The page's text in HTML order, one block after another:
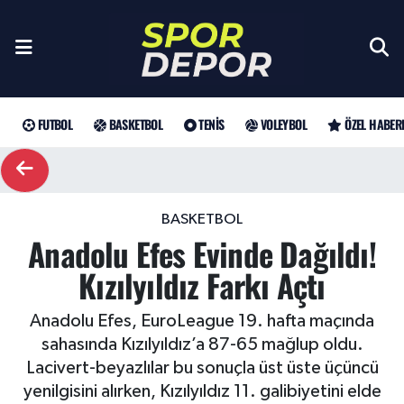
FUTBOL BASKETBOL TENIS VOLEYBOL ÖZEL
BASKETBOL
Anadolu Efes Evinde Dağıldı!
Kızılyıldız Farkı Açtı
Anadolu Efes, EuroLeague 19. hafta maçında
sahasında Kızılyıldız’a 87-65 mağlup oldu.
Lacivert-beyazlılar bu sonuçla üst üste üçüncü
yenilgisini alırken, Kızılyıldız 11. galibiyetini elde
Trendyol Süper Lig
Şampiyonlar Ligi
UEFA Avrupa Ligi
Avrupa Konferans Ligi
Türkiye Basketbol Ligi
Sultanlar Ligi
Özel Haberler
Muhabirler
Arama
Şampiyonlar Ligi
UEFA Avrupa Ligi
Avrupa Konferans Ligi
Trendyol Süper Lig
Nöbetçi Eczaneler
Tüm Manşetler
Son Dakika Haberleri
Haber Arşivi